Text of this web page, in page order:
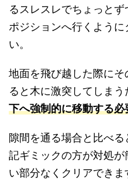
るスレスレでちょっと
ポジションへ行くよう
い。
地面を飛び越した際に
ると木に激突してしまう
下へ強制的に移動する
隙間を通る場合と比べ
記ギミックの方が対処
い部分なくクリアできま